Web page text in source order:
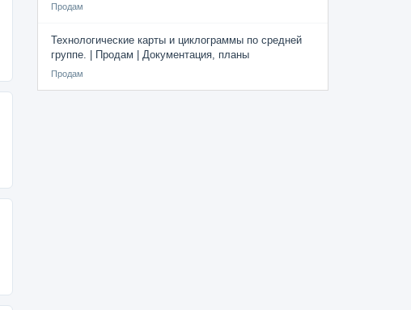
Продам
Технологические карты и циклограммы по средней
группе. | Продам | Документация, планы
Продам